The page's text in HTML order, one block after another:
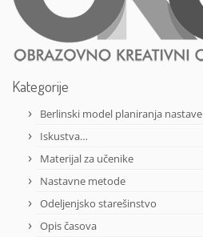
Kategorije
Berlinski model planiranja nastave
Iskustva…
Materijal za učenike
Nastavne metode
Odeljenjsko starešinstvo
Opis časova